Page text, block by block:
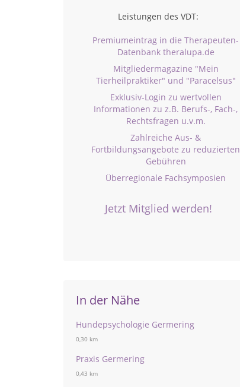
Leistungen des VDT:
Premiumeintrag in die Therapeuten-
Datenbank theralupa.de
Mitgliedermagazine "Mein
Tierheilpraktiker" und "Paracelsus"
Exklusiv-Login zu wertvollen
Informationen zu z.B. Berufs-, Fach-,
Rechtsfragen u.v.m.
Zahlreiche Aus- &
Fortbildungsangebote zu reduzierten
Gebühren
Überregionale Fachsymposien
Jetzt Mitglied werden!
In der Nähe
Hundepsychologie Germering
0,30 km
Praxis Germering
0,43 km